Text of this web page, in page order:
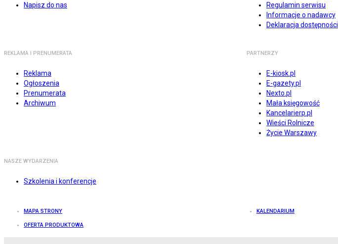
Napisz do nas
Regulamin serwisu
Informacje o nadawcy
Deklaracja dostępności
REKLAMA I PRENUMERATA
Reklama
Ogłoszenia
Prenumerata
Archiwum
PARTNERZY
E-kiosk.pl
E-gazety.pl
Nexto.pl
Mała księgowość
Kancelarierp.pl
Wieści Rolnicze
Życie Warszawy
NASZE WYDARZENIA
Szkolenia i konferencje
MAPA STRONY KALENDARIUM
OFERTA PRODUKTOWA